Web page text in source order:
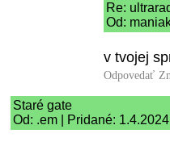
Re:
Od:
v tvojej
Odpovedať
Staré gate
Od: .em | Pridané: